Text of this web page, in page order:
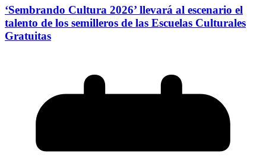
‘Sembrando Cultura 2026’ llevará al escenario el
talento de los semilleros de las Escuelas Culturales
Gratuitas